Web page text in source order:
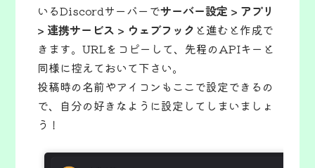
いるDiscordサーバーでサーバー設定 > アプリ
> 連携サービス > ウェブフック と進むと作成で
きます。URLをコピーして、先程のAPIキーと
同様に控えておいて下さい。
投稿時の名前やアイコンもここで設定できるの
で、自分の好きなように設定してしまいましょ
う！